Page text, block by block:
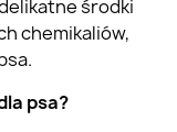
środki
chemikaliów,
psa?